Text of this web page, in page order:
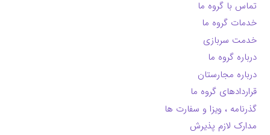
تماس با گروه ما
خدمات گروه ما
خدمت سربازی
درباره گروه ما
درباره مجارستان
قراردادهای گروه ما
گذرنامه ، ویزا و سفارت ها
مدارک لازم پذیرش